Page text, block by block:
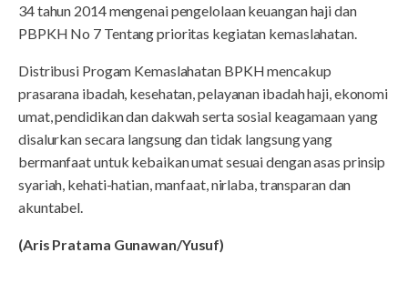
34 tahun 2014 mengenai pengelolaan keuangan haji dan
PBPKH No 7 Tentang prioritas kegiatan kemaslahatan.
Distribusi Progam Kemaslahatan BPKH mencakup
prasarana ibadah, kesehatan, pelayanan ibadah haji, ekonomi
umat, pendidikan dan dakwah serta sosial keagamaan yang
disalurkan secara langsung dan tidak langsung yang
bermanfaat untuk kebaikan umat sesuai dengan asas prinsip
syariah, kehati-hatian, manfaat, nirlaba, transparan dan
akuntabel.
(Aris Pratama Gunawan/Yusuf)